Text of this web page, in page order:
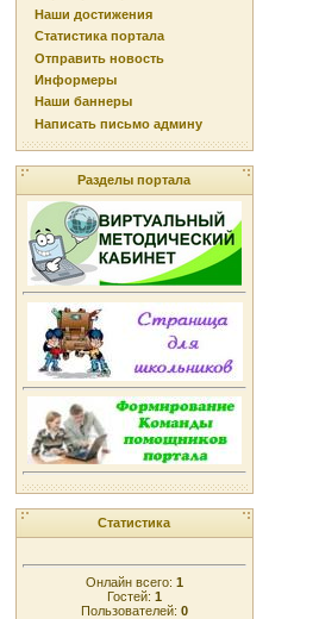
Наши достижения
Статистика портала
Отправить новость
Информеры
Наши баннеры
Написать письмо админу
Разделы портала
Статистика
Онлайн всего: 1
Гостей: 1
Пользователей: 0